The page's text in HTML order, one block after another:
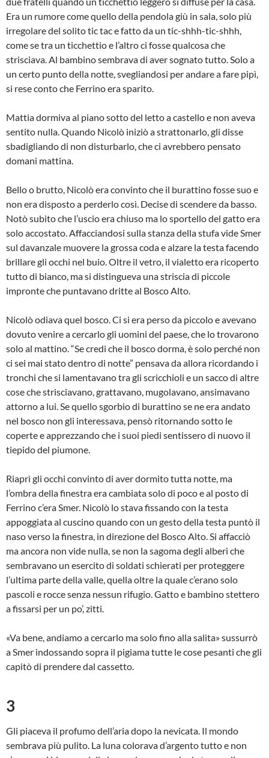
Era un rumore come quello della pendola giù in sala, solo più
irregolare del solito tic tac e fatto da un tic-shhh-tic-shhh,
come se tra un ticchettio e l’altro ci fosse qualcosa che
strisciava. Al bambino sembrava di aver sognato tutto. Solo a
un certo punto della notte, svegliandosi per andare a fare pipì,
si rese conto che Ferrino era sparito.
Mattia dormiva al piano sotto del letto a castello e non aveva
sentito nulla. Quando Nicolò iniziò a strattonarlo, gli disse
sbadigliando di non disturbarlo, che ci avrebbero pensato
domani mattina.
Bello o brutto, Nicolò era convinto che il burattino fosse suo e
non era disposto a perderlo così. Decise di scendere da basso.
Notò subito che l’uscio era chiuso ma lo sportello del gatto era
solo accostato. Affacciandosi sulla stanza della stufa vide Smer
sul davanzale muovere la grossa coda e alzare la testa facendo
brillare gli occhi nel buio. Oltre il vetro, il vialetto era ricoperto
tutto di bianco, ma si distingueva una striscia di piccole
impronte che puntavano dritte al Bosco Alto.
Nicolò odiava quel bosco. Ci si era perso da piccolo e avevano
dovuto venire a cercarlo gli uomini del paese, che lo trovarono
solo al mattino. “Se credi che il bosco dorma, è solo perché non
ci sei mai stato dentro di notte” pensava da allora ricordando i
tronchi che si lamentavano tra gli scricchioli e un sacco di altre
cose che strisciavano, grattavano, mugolavano, ansimavano
attorno a lui. Se quello sgorbio di burattino se ne era andato
nel bosco non gli interessava, pensò ritornando sotto le
coperte e apprezzando che i suoi piedi sentissero di nuovo il
tiepido del piumone.
Riaprì gli occhi convinto di aver dormito tutta notte, ma
l’ombra della finestra era cambiata solo di poco e al posto di
Ferrino c’era Smer. Nicolò lo stava fissando con la testa
appoggiata al cuscino quando con un gesto della testa puntò il
naso verso la finestra, in direzione del Bosco Alto. Si affacciò
ma ancora non vide nulla, se non la sagoma degli alberi che
sembravano un esercito di soldati schierati per proteggere
l’ultima parte della valle, quella oltre la quale c’erano solo
pascoli e rocce senza nessun rifugio. Gatto e bambino stettero
a fissarsi per un po’, zitti.
«Va bene, andiamo a cercarlo ma solo fino alla salita» sussurrò
a Smer indossando sopra il pigiama tutte le cose pesanti che gli
capitò di prendere dal cassetto.
3
Gli piaceva il profumo dell’aria dopo la nevicata. Il mondo
sembrava più pulito. La luna colorava d’argento tutto e non